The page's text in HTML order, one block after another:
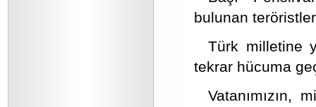
bulunan
Türk milletine
tekrar hücuma
Vatanımızın,